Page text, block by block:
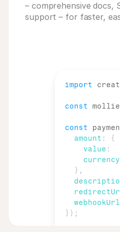
– comprehensive docs,
support – for faster,
import
const
const
amount :
{
value :
currency
} ,
webhookUrl
} ) ;